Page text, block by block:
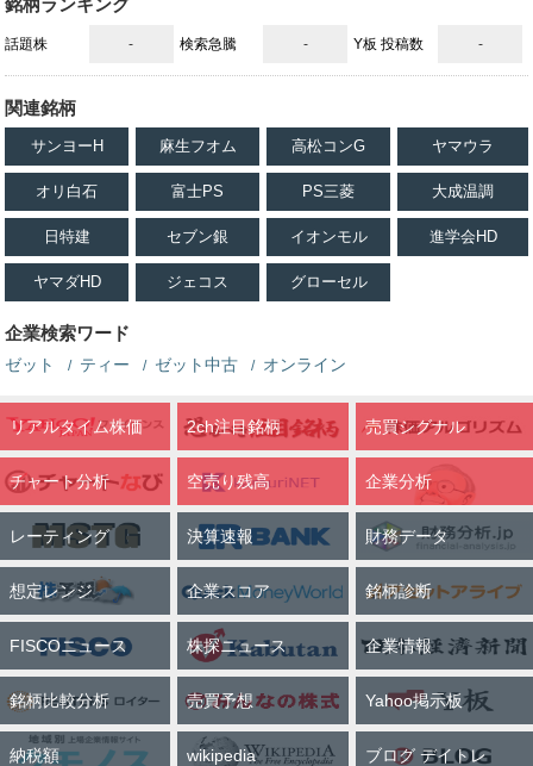
銘柄ランキング
話題株 - 検索急騰 - Y板 投稿数 -
関連銘柄
サンヨーH 麻生フオム 高松コンG ヤマウラ
オリ白石 富士PS PS三菱 大成温調
日特建 セブン銀 イオンモル 進学会HD
ヤマダHD ジェコス グローセル
企業検索ワード
ゼット ティー ゼット中古 オンライン
リアルタイム株価 2ch注目銘柄 売買シグナル
チャート分析 空売り残高 企業分析
レーティング 決算速報 財務データ
想定レンジ 企業スコア 銘柄診断
FISCOニュース 株探ニュース 企業情報
銘柄比較分析 売買予想 Yahoo掲示板
納税額 wikipedia ブログ デイトレ